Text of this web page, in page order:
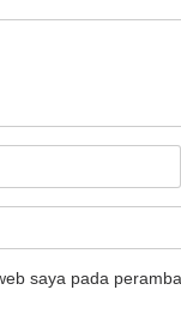
saya pada